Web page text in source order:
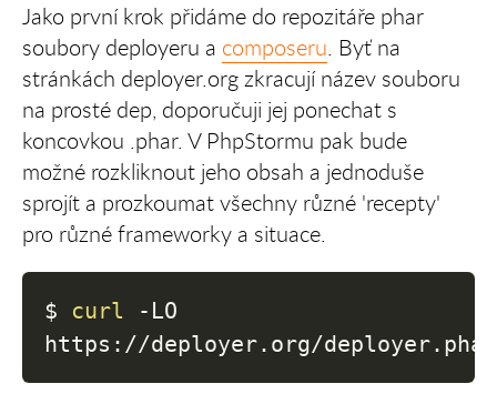
Jako první krok přidáme do repozitáře phar
soubory deployeru a composeru. Byť na
stránkách deployer.org zkracují název souboru
na prosté dep, doporučuji jej ponechat s
koncovkou .phar. V PhpStormu pak bude
možné rozkliknout jeho obsah a jednoduše
sprojít a prozkoumat všechny různé 'recepty'
pro různé frameworky a situace.
$ curl
-LO
https://deployer.org/deployer.phar